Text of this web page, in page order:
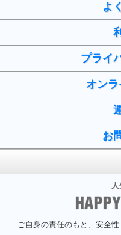
よ
プライ
オン
お
ご自身の責任のもと、安全